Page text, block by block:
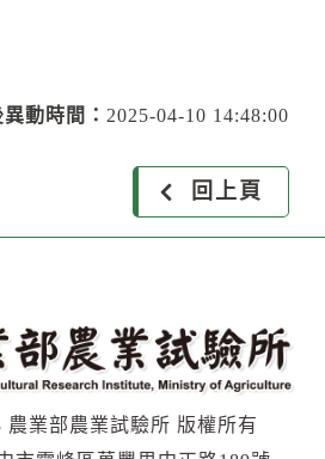
動時間： 2025-04-10 14:48:00
回上頁
業部農業試驗所 版權所有